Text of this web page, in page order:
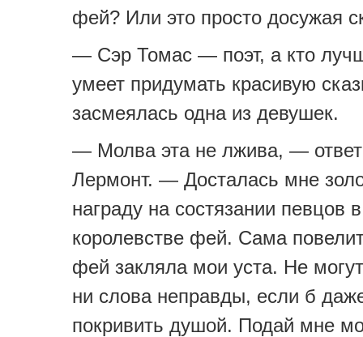
фей? Или это просто досужая
— Сэр Томас — поэт, а кто
умеет придумать красивую
засмеялась одна из девушек.
— Молва эта не лжива, —
Лермонт. — Досталась мне
награду на состязании певцов в
королевстве фей. Сама
фей закляла мои уста. Не
ни слова неправды, если б
покривить душой. Подай мне